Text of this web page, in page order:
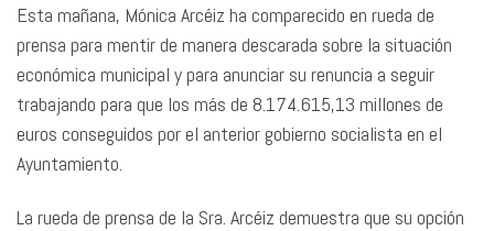
Esta mañana, Mónica Arcéiz ha comparecido en rueda de
prensa para mentir de manera descarada sobre la situación
económica municipal y para anunciar su renuncia a seguir
trabajando para que los más de 8.174.615,13 millones de
euros conseguidos por el anterior gobierno socialista en el
Ayuntamiento.
La rueda de prensa de la Sra. Arcéiz demuestra que su opción